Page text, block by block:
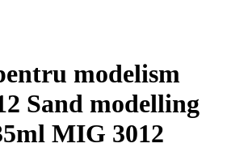
modelism
Sand modelling
MIG 3012